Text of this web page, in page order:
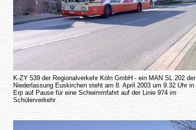
K-ZY 539 der Regionalverkehr Köln GmbH - ein MAN SL 202 der
Niederlassung Euskirchen steht am 8. April 2003 um 9.32 Uhr in
Erp auf Pause für eine Schwimmfahrt auf der Linie 974 im
Schülerverkehr